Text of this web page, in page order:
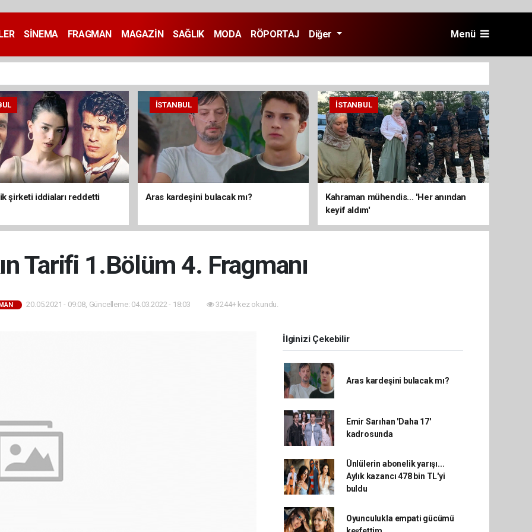
SİNEMA FRAGMAN MAGAZİN SAĞLIK MODA RÖPORTAJ Diğer Menü
şirketi iddiaları reddetti
İSTANBUL
Aras kardeşini bulacak mı?
İSTANBUL
Kahraman mühendis... 'Her anından
keyif aldım'
Tarifi 1.Bölüm 4. Fragmanı
20.05.2021 - 09:08, Güncelleme: 04.03.2022 - 18:03 3244+ kez okundu.
İlginizi Çekebilir
Aras kardeşini bulacak mı?
Emir Sarıhan 'Daha 17'
kadrosunda
Ünlülerin abonelik yarışı...
Aylık kazancı 478 bin TL'yi
buldu
Oyunculukla empati gücümü